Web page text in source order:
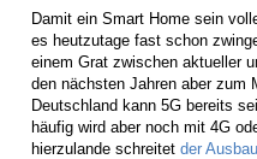
Damit ein Smart Home sein
es heutzutage fast schon
einem Grat zwischen aktueller
den nächsten Jahren aber zum
Deutschland kann 5G bereits
häufig wird aber noch mit 4G
hierzulande schreitet der